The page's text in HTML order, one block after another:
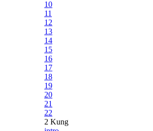
10
11
12
13
14
15
16
17
18
19
20
21
22
2 Kung